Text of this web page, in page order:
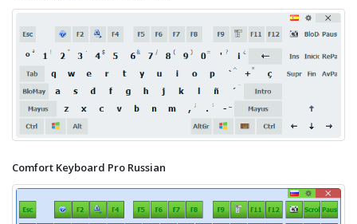
Comfort Keyboard Pro Russian